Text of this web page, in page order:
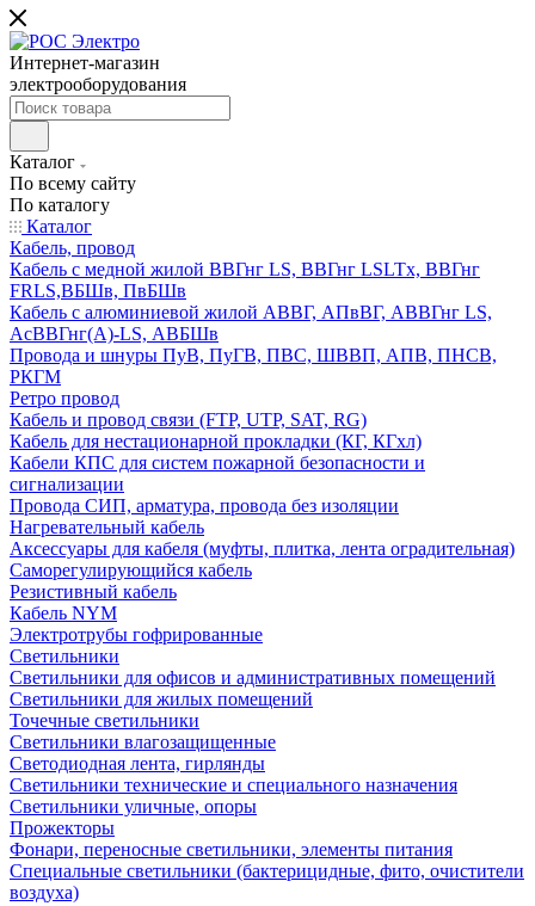
Интернет-магазин
электрооборудования
Каталог
По всему сайту
По каталогу
Каталог
Кабель, провод
Кабель с медной жилой ВВГнг LS, ВВГнг LSLTx, ВВГнг
FRLS,ВБШв, ПвБШв
Кабель с алюминиевой жилой АВВГ, АПвВГ, АВВГнг LS,
АсВВГнг(А)-LS, АВБШв
Провода и шнуры ПуВ, ПуГВ, ПВС, ШВВП, АПВ, ПНСВ,
РКГМ
Ретро провод
Кабель и провод связи (FTP, UTP, SAT, RG)
Кабель для нестационарной прокладки (КГ, КГхл)
Кабели КПС для систем пожарной безопасности и
сигнализации
Провода СИП, арматура, провода без изоляции
Нагревательный кабель
Аксессуары для кабеля (муфты, плитка, лента оградительная)
Саморегулирующийся кабель
Резистивный кабель
Кабель NYM
Электротрубы гофрированные
Светильники
Светильники для офисов и административных помещений
Светильники для жилых помещений
Точечные светильники
Светильники влагозащищенные
Светодиодная лента, гирлянды
Светильники технические и специального назначения
Светильники уличные, опоры
Прожекторы
Фонари, переносные светильники, элементы питания
Специальные светильники (бактерицидные, фито, очистители
воздуха)